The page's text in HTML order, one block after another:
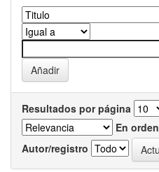
Resultados por página
En orden
Autor/registro